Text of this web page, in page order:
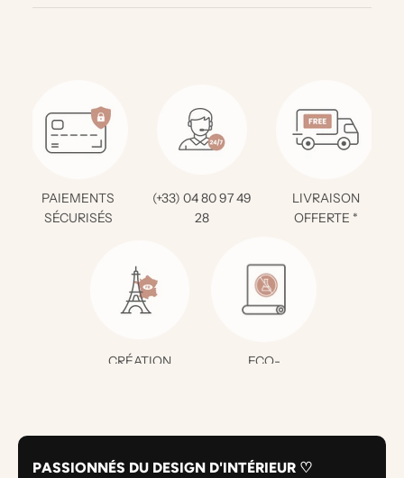
PAIEMENTS
SÉCURISÉS
(+33) 04 80 97 49
28
LIVRAISON
OFFERTE *
CRÉATION
ECO-
PASSIONNÉS DU DESIGN D'INTÉRIEUR ♡